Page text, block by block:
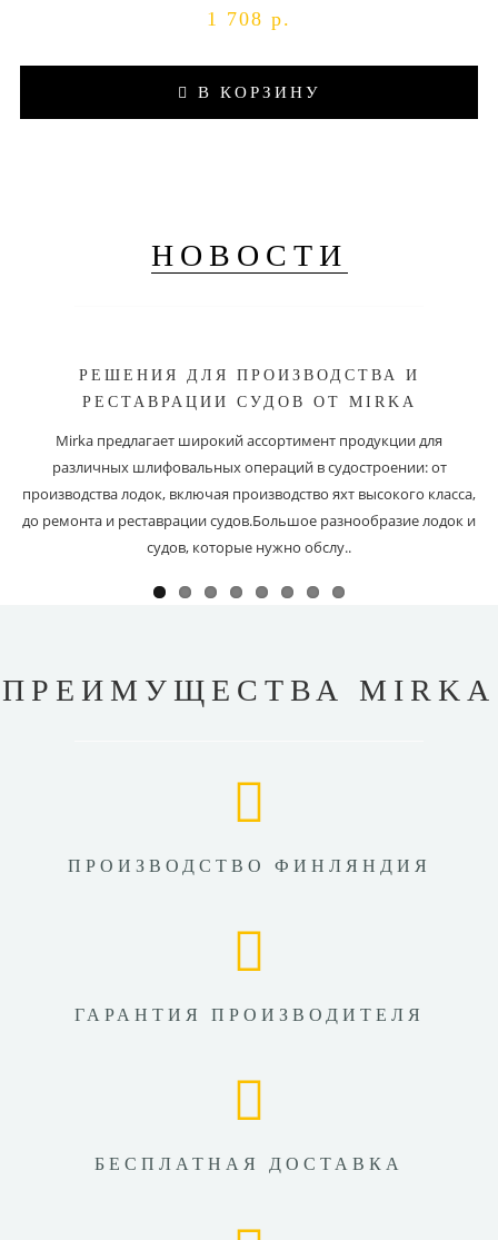
1 708 р.
В КОРЗИНУ
НОВОСТИ
РЕШЕНИЯ ДЛЯ ПРОИЗВОДСТВА И
РЕСТАВРАЦИИ СУДОВ ОТ MIRKA
Mirka предлагает широкий ассортимент продукции для
различных шлифовальных операций в судостроении: от
производства лодок, включая производство яхт высокого класса,
до ремонта и реставрации судов.Большое разнообразие лодок и
судов, которые нужно обслу..
ПРЕИМУЩЕСТВА MIRKA
ПРОИЗВОДСТВО ФИНЛЯНДИЯ
ГАРАНТИЯ ПРОИЗВОДИТЕЛЯ
БЕСПЛАТНАЯ ДОСТАВКА